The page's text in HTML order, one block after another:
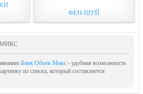
ФЕН-ШУЙ
Банк Обоев.Микс - удобная возможность
из списка, который составляется